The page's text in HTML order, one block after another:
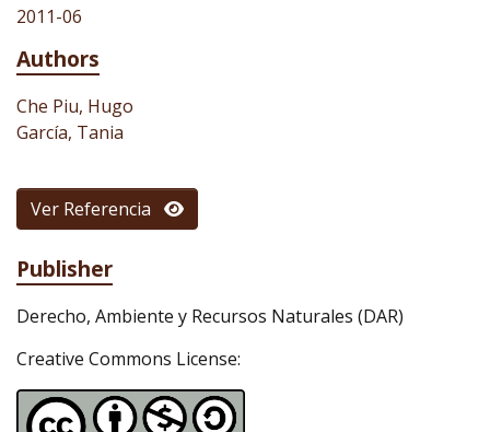
2011-06
Authors
Che Piu, Hugo
García, Tania
Ver Referencia
Publisher
Derecho, Ambiente y Recursos Naturales (DAR)
Creative Commons License: